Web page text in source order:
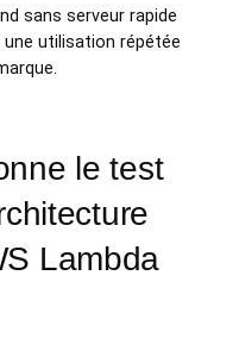
sans serveur rapide
utilisation répétée
le test
Lambda